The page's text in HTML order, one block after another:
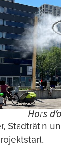
Hors
Stadträtin